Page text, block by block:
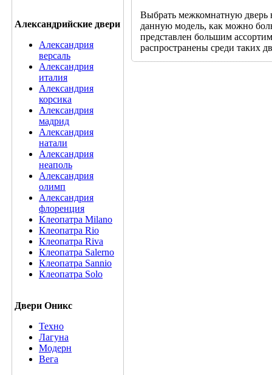
Александрийские двери
Александрия
версаль
Александрия
италия
Александрия
корсика
Александрия
мадрид
Александрия
натали
Александрия
неаполь
Александрия
олимп
Александрия
флоренция
Клеопатра Milano
Клеопатра Rio
Клеопатра Riva
Клеопатра Salerno
Клеопатра Sannio
Клеопатра Solo
Двери Оникс
Техно
Лагуна
Модерн
Вега
Выбрать межкомнатную дверь
данную модель, как можно
представлен большим
распространены среди таких